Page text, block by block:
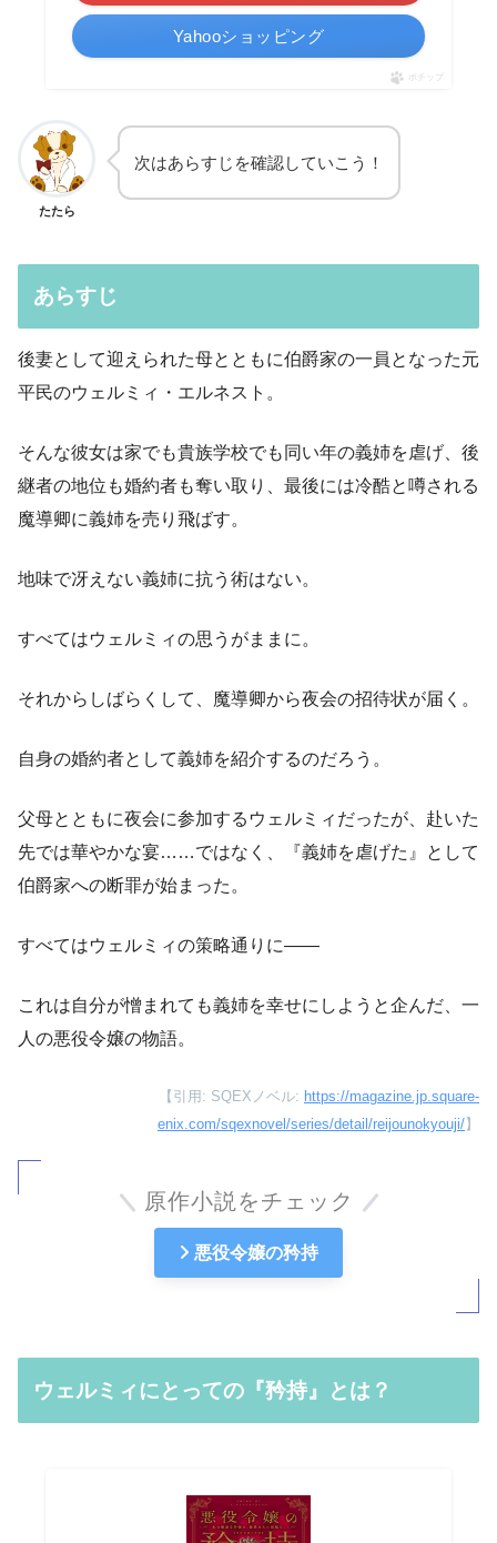
Yahooショッピング
ポチップ
たたら
次はあらすじを確認していこう！
あらすじ
後妻として迎えられた母とともに伯爵家の一員となった元
平民のウェルミィ・エルネスト。
そんな彼女は家でも貴族学校でも同い年の義姉を虐げ、後
継者の地位も婚約者も奪い取り、最後には冷酷と噂される
魔導卿に義姉を売り飛ばす。
地味で冴えない義姉に抗う術はない。
すべてはウェルミィの思うがままに。
それからしばらくして、魔導卿から夜会の招待状が届く。
自身の婚約者として義姉を紹介するのだろう。
父母とともに夜会に参加するウェルミィだったが、赴いた
先では華やかな宴……ではなく、『義姉を虐げた』として
伯爵家への断罪が始まった。
すべてはウェルミィの策略通りに——
これは自分が憎まれても義姉を幸せにしようと企んだ、一
人の悪役令嬢の物語。
【引用: SQEXノベル: https://magazine.jp.square-
enix.com/sqexnovel/series/detail/reijounokyouji/】
原作小説をチェック
悪役令嬢の矜持
ウェルミィにとっての『矜持』とは？